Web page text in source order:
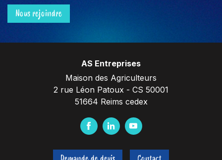
Nous rejoindre
AS Entreprises
Maison des Agriculteurs
2 rue Léon Patoux - CS 50001
51664 Reims cedex
F
c
L
n
Y
u